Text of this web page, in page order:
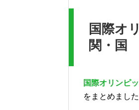
国際オ
関・国
国際オリンピ
をまとめました